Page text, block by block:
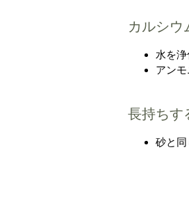
カルシウ
水を浄
アン
長持ちす
砂と